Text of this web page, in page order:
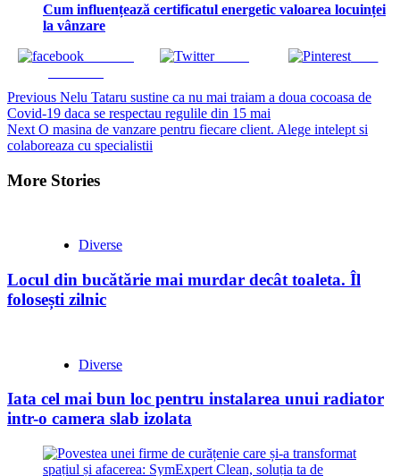
Cum influențează certificatul energetic valoarea locuinței
la vânzare
Tweet Save
Continue
Reading
Previous Nelu Tataru sustine ca nu mai traiam a doua cocoasa de
Covid-19 daca se respectau regulile din 15 mai
Next O masina de vanzare pentru fiecare client. Alege intelept si
colaboreaza cu specialistii
More Stories
Diverse
Locul din bucătărie mai murdar decât toaleta. Îl
folosești zilnic
Diverse
Iata cel mai bun loc pentru instalarea unui radiator
intr-o camera slab izolata